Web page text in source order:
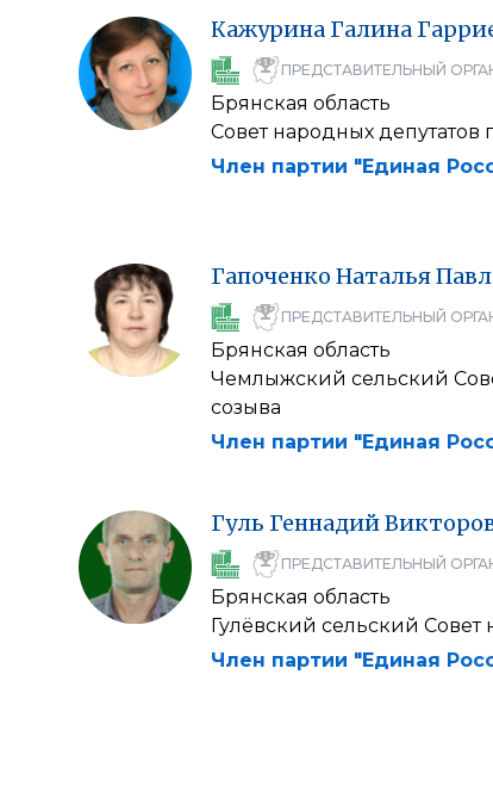
Кажурина Галина
ПРЕДСТАВИТЕЛЬНЫЙ
Брянская область
Совет народных депутатов
Член партии "Единая
Гапоченко Наталья
ПРЕДСТАВИТЕЛЬНЫЙ
Брянская область
Чемлыжский сельский
созыва
Член партии "Единая
Гуль Геннадий
ПРЕДСТАВИТЕЛЬНЫЙ
Брянская область
Гулёвский сельский Совет
Член партии "Единая